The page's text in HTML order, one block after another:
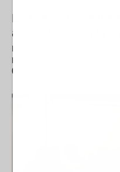
La Policía Local
arma blanca en la
07/08/2026